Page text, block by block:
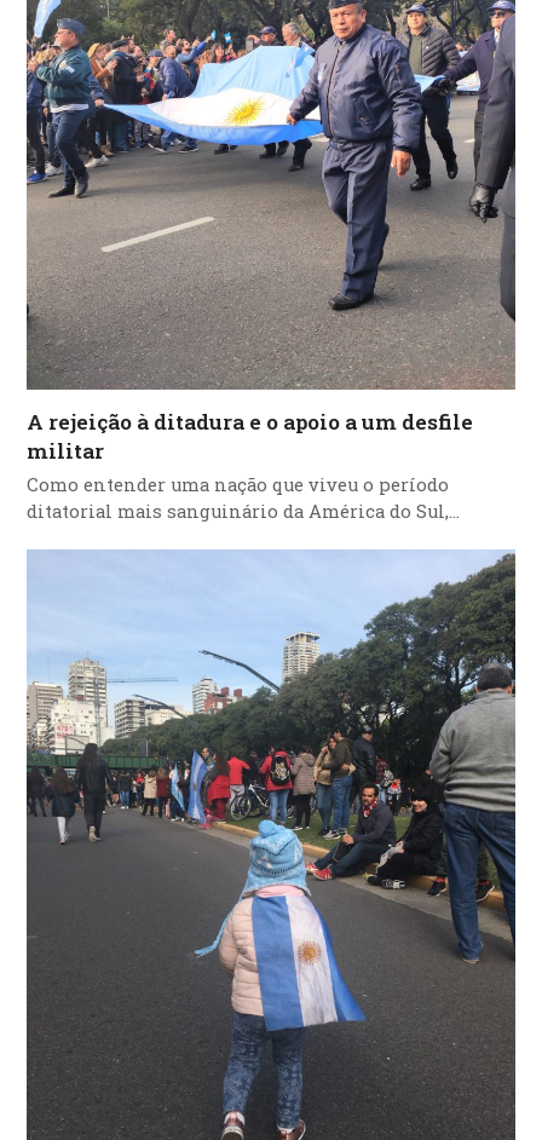
A rejeição à ditadura e o apoio a um desfile
militar
Como entender uma nação que viveu o período
ditatorial mais sanguinário da América do Sul,…